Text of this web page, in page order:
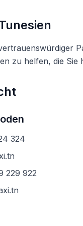
zu helfen, die Sie
324
229 922